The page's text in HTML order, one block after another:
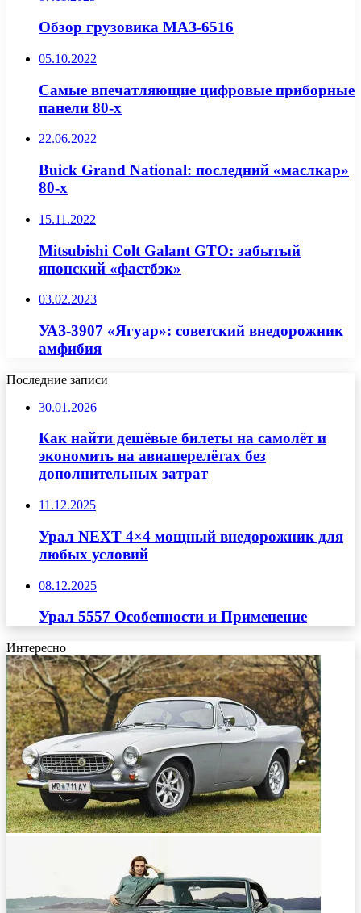
Обзор грузовика МАЗ-6516
05.10.2022
Самые впечатляющие цифровые приборные
панели 80-х
22.06.2022
Buick Grand National: последний «маслкар»
80-х
15.11.2022
Mitsubishi Colt Galant GTO: забытый
японский «фастбэк»
03.02.2023
УАЗ-3907 «Ягуар»: советский внедорожник
амфибия
Последние записи
30.01.2026
Как найти дешёвые билеты на самолёт и
экономить на авиаперелётах без
дополнительных затрат
11.12.2025
Урал NEXT 4×4 мощный внедорожник для
любых условий
08.12.2025
Урал 5557 Особенности и Применение
Интересно